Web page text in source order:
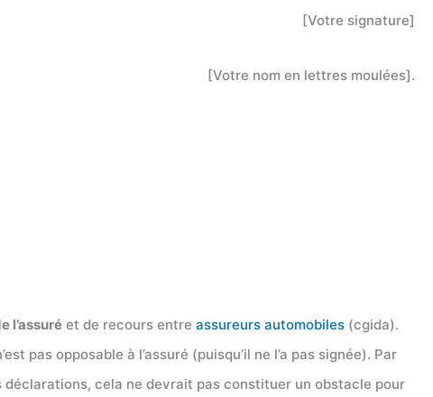
[Votre signature]
[Votre nom en lettres moulées].
l’assuré et de recours entre assureurs automobiles (cgida).
pas opposable à l’assuré (puisqu’il ne l’a pas signée). Par
cela ne devrait pas constituer un obstacle pour